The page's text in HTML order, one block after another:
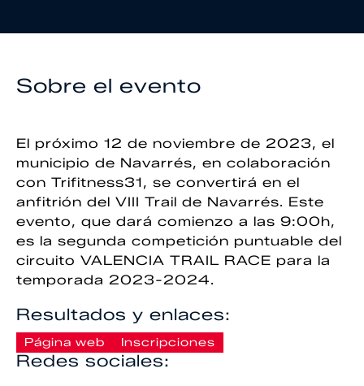
Sobre el evento
El próximo 12 de noviembre de 2023, el
municipio de Navarrés, en colaboración
con Trifitness31, se convertirá en el
anfitrión del VIII Trail de Navarrés. Este
evento, que dará comienzo a las 9:00h,
es la segunda competición puntuable del
circuito VALENCIA TRAIL RACE para la
temporada 2023-2024.
Resultados y enlaces:
Página web Inscripciones
Redes sociales: